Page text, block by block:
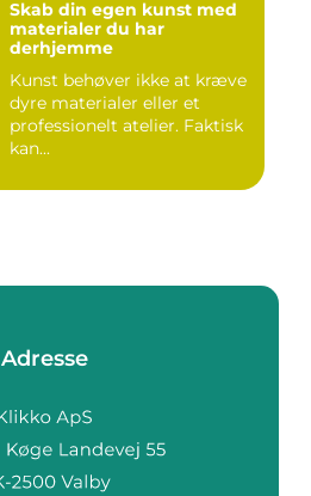
Skab din egen kunst med
materialer du har
derhjemme
Kunst behøver ikke at kræve
dyre materialer eller et
professionelt atelier. Faktisk
kan...
Adresse